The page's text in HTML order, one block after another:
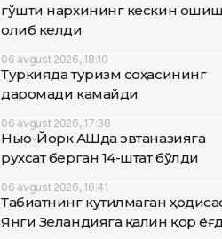
гўшти нархининг кескин
олиб келди
06 avgust 2026, 18:10
Туркияда туризм соҳасининг
даромади камайди
06 avgust 2026, 17:38
Нью-Йорк АҚШда эвтаназияга
рухсат берган 14-штат бўлди
06 avgust 2026, 16:41
Табиатнинг кутилмаган
Янги Зеландияга қалин қор